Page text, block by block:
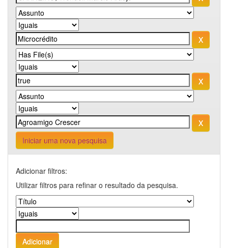
Iniciar uma nova pesquisa
Adicionar filtros:
Utilizar filtros para refinar o resultado da pesquisa.